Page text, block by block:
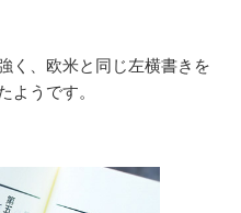
く、欧米と同じ左横書きを
ようです。